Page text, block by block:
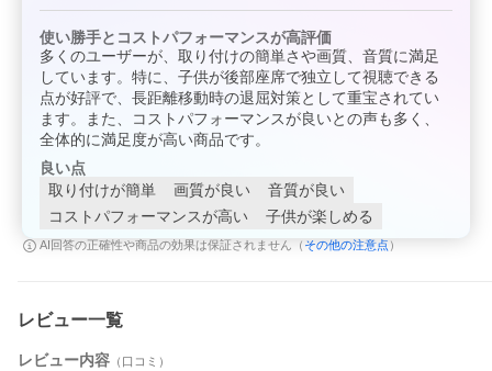
使い勝手とコストパフォーマンスが高評価
多くのユーザーが、取り付けの簡単さや画質、音質に満足
しています。特に、子供が後部座席で独立して視聴できる
点が好評で、長距離移動時の退屈対策として重宝されてい
ます。また、コストパフォーマンスが良いとの声も多く、
全体的に満足度が高い商品です。
良い点
取り付けが簡単
画質が良い
音質が良い
コストパフォーマンスが高い
子供が楽しめる
AI回答の正確性や商品の効果は保証されません（ その他の注意点 ）
レビュー一覧
レビュー内容 （口コミ）